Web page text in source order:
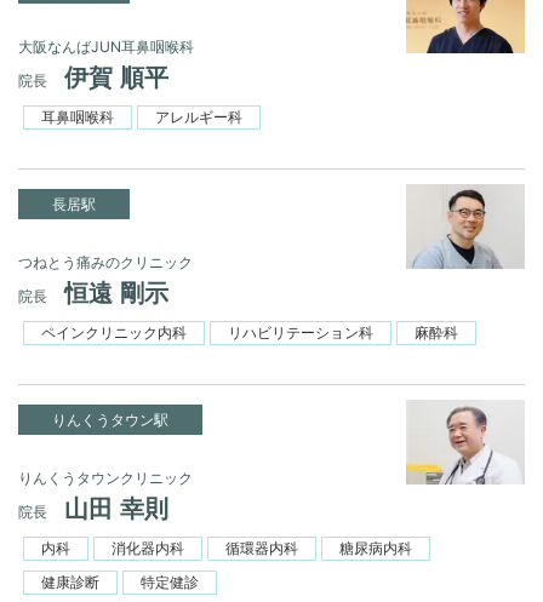
大阪なんばJUN耳鼻咽喉科
院長
伊賀 順平
耳鼻咽喉科 アレルギー科
長居駅
つねとう痛みのクリニック
院長
恒遠 剛示
ペインクリニック内科 リハビリテーション科 麻酔科
りんくうタウン駅
りんくうタウンクリニック
院長
山田 幸則
内科 消化器内科 循環器内科
糖尿病内科
健康診断
特定健診